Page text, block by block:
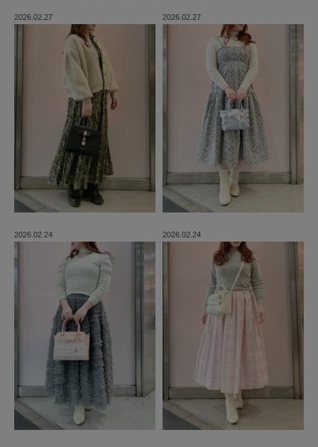
2026.02.27 2026.02.27
2026.02.24 2026.02.24